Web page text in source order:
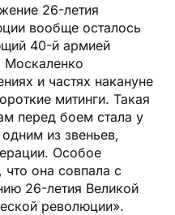
26-летия
вообще осталось
40-й армией
Москаленко
и частях накануне
митинги. Такая
перед боем стала у
из звеньев,
Особое
что она совпала с
26-летия Великой
революции».